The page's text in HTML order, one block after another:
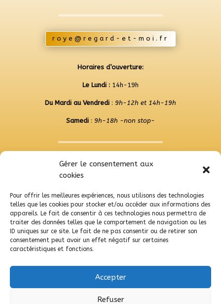
Gérer le consentement aux
cookies
Pour offrir les meilleures expériences, nous utilisons des technologies
telles que les cookies pour stocker et/ou accéder aux informations des
appareils. Le fait de consentir à ces technologies nous permettra de
traiter des données telles que le comportement de navigation ou les
ID uniques sur ce site. Le fait de ne pas consentir ou de retirer son
consentement peut avoir un effet négatif sur certaines
caractéristiques et fonctions.
Accepter
Refuser
roye@regard-et-moi.fr
Horaires d’ouverture:
Le Lundi : 14h-19h
Du Mardi au Vendredi : 9h-12h et 14h-19h
Samedi : 9h-18h -non stop-
rosieres@regard-et-moi.fr
Horaires d’ouverture:
Du Mardi au Vendredi: 9h-12h et 14h-19h
Samedi:9h-12h et 14h-18h